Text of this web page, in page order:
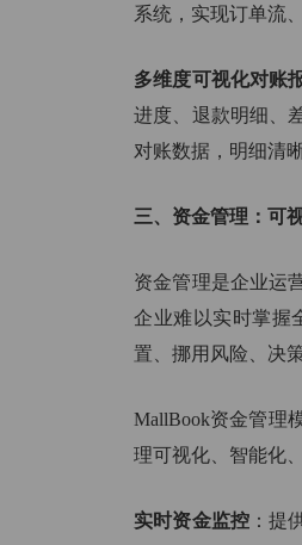
系统，实现订单流
多维度可视化对账
进度、退款明细、
对账数据，明细清
三、资金管理：可
资金管理是企业运
企业难以实时掌握
置、挪用风险、决
MallBook资金管理
理可视化、智能化
实时资金监控 ：提